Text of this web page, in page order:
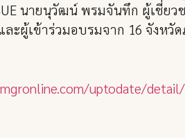
นายนุวัฒน์ พรมจันทึก ผู้เชี่ย
ผู้เข้าร่วมอบรมจาก 16 จังหวั
uptodate/detail/